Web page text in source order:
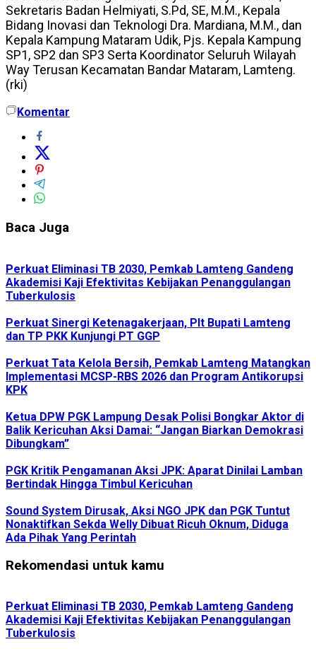
Sekretaris Badan Helmiyati, S.Pd, SE, M.M., Kepala
Bidang Inovasi dan Teknologi Dra. Mardiana, M.M., dan
Kepala Kampung Mataram Udik, Pjs. Kepala Kampung
SP1, SP2 dan SP3 Serta Koordinator Seluruh Wilayah
Way Terusan Kecamatan Bandar Mataram, Lamteng.
(rki)
Komentar
Baca Juga
Perkuat Eliminasi TB 2030, Pemkab Lamteng Gandeng
Akademisi Kaji Efektivitas Kebijakan Penanggulangan
Tuberkulosis
Perkuat Sinergi Ketenagakerjaan, Plt Bupati Lamteng
dan TP PKK Kunjungi PT GGP
Perkuat Tata Kelola Bersih, Pemkab Lamteng Matangkan
Implementasi MCSP-RBS 2026 dan Program Antikorupsi
KPK
Ketua DPW PGK Lampung Desak Polisi Bongkar Aktor di
Balik Kericuhan Aksi Damai: “Jangan Biarkan Demokrasi
Dibungkam”
PGK Kritik Pengamanan Aksi JPK: Aparat Dinilai Lamban
Bertindak Hingga Timbul Kericuhan
Sound System Dirusak, Aksi NGO JPK dan PGK Tuntut
Nonaktifkan Sekda Welly Dibuat Ricuh Oknum, Diduga
Ada Pihak Yang Perintah
Rekomendasi untuk kamu
Perkuat Eliminasi TB 2030, Pemkab Lamteng Gandeng
Akademisi Kaji Efektivitas Kebijakan Penanggulangan
Tuberkulosis